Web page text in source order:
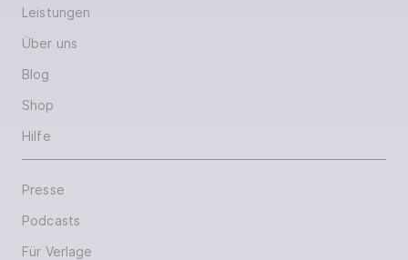
Leistungen
Über uns
Blog
Shop
Hilfe
Presse
Podcasts
Für Verlage